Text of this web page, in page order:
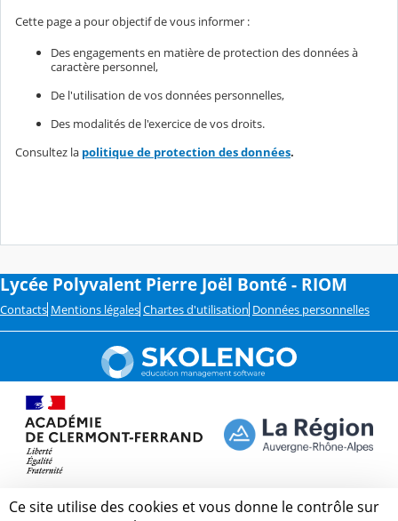
Cette page a pour objectif de vous informer :
Des engagements en matière de protection des données à
caractère personnel,
De l'utilisation de vos données personnelles,
Des modalités de l'exercice de vos droits.
Consultez la politique de protection des données.
Lycée Polyvalent Pierre Joël Bonté - RIOM
Contacts Mentions légales Chartes d'utilisation Données personnelles
Ce site utilise des cookies et vous donne le contrôle sur